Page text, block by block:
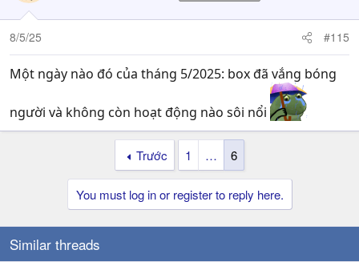
8/5/25 #115
Một ngày nào đó của tháng 5/2025: box đã vắng bóng
người và không còn hoạt động nào sôi nổi
Trước 1 … 6
You must log in or register to reply here.
Similar threads